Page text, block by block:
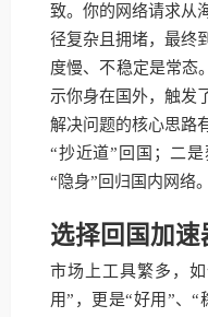
致。你的网络请求从
径复杂且拥堵，最终
度慢、不稳定是常态
示你身在国外，触发
解决问题的核心思路
“抄近道”回国；二
“隐身”回归国内网络。
选择回国加
市场上工具繁多，
用”，更是“好用”、“